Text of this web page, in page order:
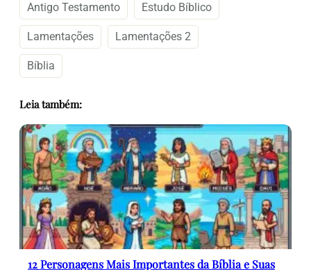
Antigo Testamento Estudo Bíblico
Lamentações Lamentações 2
Bíblia
Leia também:
12 Personagens Mais Importantes da Bíblia e Suas